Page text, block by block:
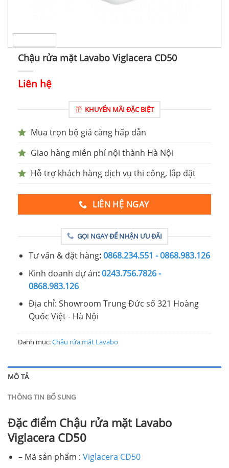
Chậu rửa mặt Lavabo Viglacera CD50
Liên hệ
KHUYẾN MÃI ĐẶC BIỆT
Mua trọn bộ giá càng hấp dẫn
Giao hàng miễn phí nội thành Hà Nội
Hỗ trợ khách hàng dịch vụ thi công, lắp đặt
LIÊN HỆ NGAY
GỌI NGAY ĐỂ NHẬN ƯU ĐÃI
Tư vấn & đặt hàng:0868.234.551 - 0868.983.126
Kinh doanh dự án:0243.756.7826 -
0868.983.126
Địa chỉ: Showroom Trung Đức số 321 Hoàng
Quốc Việt - Hà Nội
Danh mục:Chậu rửa mặt Lavabo
MÔ TẢ
THÔNG TIN BỔ SUNG
Đặc điểm Chậu rửa mặt Lavabo
Viglacera CD50
– Mã sản phẩm : Viglacera CD50